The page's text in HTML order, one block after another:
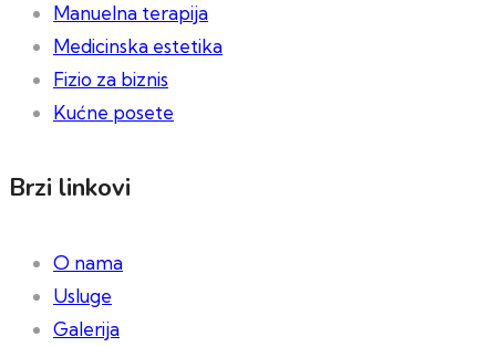
Manuelna terapija
Medicinska estetika
Fizio za biznis
Kućne posete
Brzi linkovi
O nama
Usluge
Galerija